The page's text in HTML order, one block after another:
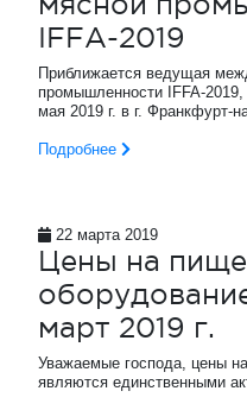
IFFA-2019
Приближается ведущая
промышленности IFFA-2019,
мая 2019 г. в г. Франкфурт-
Подробнее
22 марта 2019
Цены на
март 2019 г.
Уважаемые господа, цены
являются единственными